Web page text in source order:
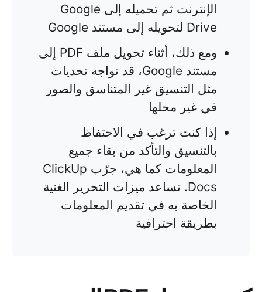
الإنترنت ثم تحميله إلى Google
Drive لتحويله إلى مستند Google
ومع ذلك، أثناء تحويل ملف PDF إلى
مستند Google، قد تواجه تحديات
مثل التنسيق غير المتناسق والصور
في غير محلها
إذا كنت ترغب في الاحتفاظ
بالتنسيق والتأكد من بقاء جميع
المعلومات كما هي، جرّب ClickUp
Docs. تساعد ميزات التحرير الغنية
الخاصة به في تقديم المعلومات
بطريقة احترافية